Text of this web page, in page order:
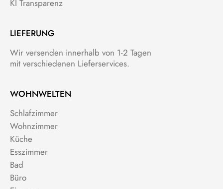
KI Transparenz
LIEFERUNG
Wir versenden innerhalb von 1-2 Tagen
mit verschiedenen Lieferservices.
WOHNWELTEN
Schlafzimmer
Wohnzimmer
Küche
Esszimmer
Bad
Büro